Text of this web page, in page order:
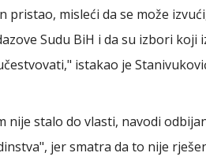
pristao, misleći da se može
Sudu BiH i da su izbori
istakao je
nije stalo do vlasti, navodi
jer smatra da to nije